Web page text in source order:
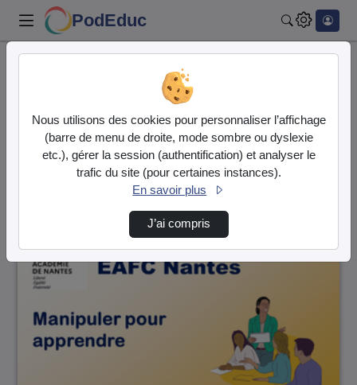
PodEduc
89 vidéos trouvées
Audio Vidéo
Direction de tri
Nous utilisons des cookies pour personnaliser l’affichage
(barre de menu de droite, mode sombre ou dyslexie
etc.), gérer la session (authentification) et analyser le
trafic du site (pour certaines instances).
En savoir plus
J’ai compris